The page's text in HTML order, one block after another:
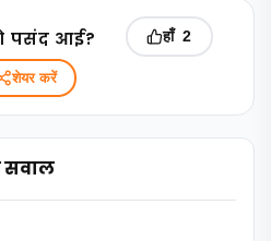
पसंद आई? हाँ 2
शेयर करें
सवाल